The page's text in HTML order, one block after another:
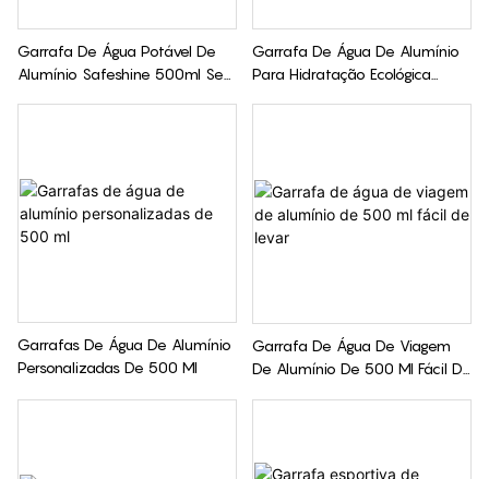
Garrafa De Água Potável De
Alumínio Safeshine 500ml Sem
Garrafa De Água De Alumínio
Para Hidratação Ecológica
Garrafas De Água De Alumínio
Personalizadas De 500 Ml
Garrafa De Água De Viagem
De Alumínio De 500 Ml Fácil De